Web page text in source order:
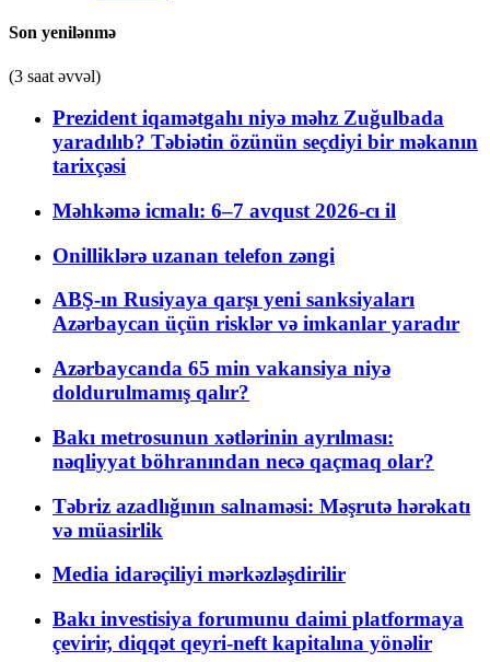
Son yenilənmə
(3 saat əvvəl)
Prezident iqamətgahı niyə məhz Zuğulbada
yaradılıb? Təbiətin özünün seçdiyi bir məkanın
tarixçəsi
Məhkəmə icmalı: 6–7 avqust 2026-cı il
Onilliklərə uzanan telefon zəngi
ABŞ-ın Rusiyaya qarşı yeni sanksiyaları
Azərbaycan üçün risklər və imkanlar yaradır
Azərbaycanda 65 min vakansiya niyə
doldurulmamış qalır?
Bakı metrosunun xətlərinin ayrılması:
nəqliyyat böhranından necə qaçmaq olar?
Təbriz azadlığının salnaməsi: Məşrutə hərəkatı
və müasirlik
Media idarəçiliyi mərkəzləşdirilir
Bakı investisiya forumunu daimi platformaya
çevirir, diqqət qeyri-neft kapitalına yönəlir